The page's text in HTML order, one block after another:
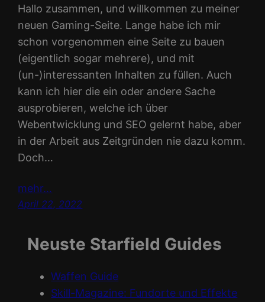
Hallo zusammen, und willkommen zu meiner
neuen Gaming-Seite. Lange habe ich mir
schon vorgenommen eine Seite zu bauen
(eigentlich sogar mehrere), und mit
(un-)interessanten Inhalten zu füllen. Auch
kann ich hier die ein oder andere Sache
ausprobieren, welche ich über
Webentwicklung und SEO gelernt habe, aber
in der Arbeit aus Zeitgründen nie dazu komm.
Doch…
mehr…
April 22, 2022
Neuste Starfield Guides
Waffen Guide
Skill-Magazine: Fundorte und Effekte